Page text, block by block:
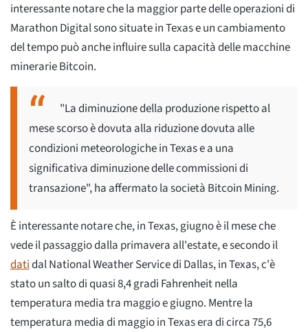
interessante notare che la maggior parte delle operazioni di
Marathon Digital sono situate in Texas e un cambiamento
del tempo può anche influire sulla capacità delle macchine
minerarie Bitcoin.
"La diminuzione della produzione rispetto al
mese scorso è dovuta alla riduzione dovuta alle
condizioni meteorologiche in Texas e a una
significativa diminuzione delle commissioni di
transazione", ha affermato la società Bitcoin Mining.
È interessante notare che, in Texas, giugno è il mese che
vede il passaggio dalla primavera all'estate, e secondo il
datidal National Weather Service di Dallas, in Texas, c'è
stato un salto di quasi 8,4 gradi Fahrenheit nella
temperatura media tra maggio e giugno. Mentre la
temperatura media di maggio in Texas era di circa 75,6